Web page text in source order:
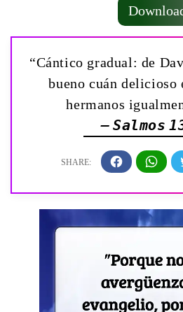
“Cántico gradual: de
bueno cuán delicioso
hermanos
— Salmos